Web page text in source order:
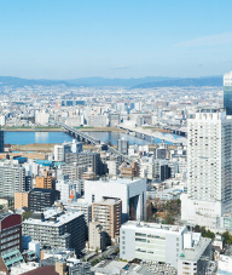
方法5
選